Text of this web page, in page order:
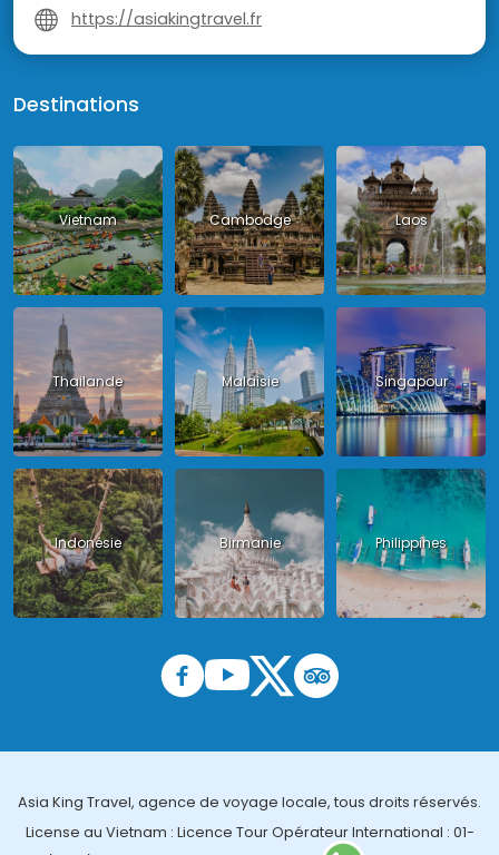
https://asiakingtravel.fr
Destinations
Vietnam Cambodge Laos
Thailande Malaisie Singapour
Indonésie Birmanie Philippines
Asia King Travel, agence de voyage locale, tous droits réservés.
License au Vietnam : Licence Tour Opérateur International : 01-